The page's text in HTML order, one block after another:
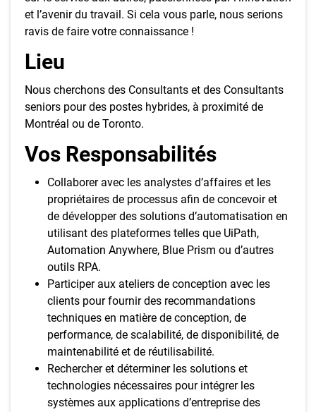
et l’avenir du travail. Si cela vous parle, nous serions
ravis de faire votre connaissance !
Lieu
Nous cherchons des Consultants et des Consultants
seniors pour des postes hybrides, à proximité de
Montréal ou de Toronto.
Vos Responsabilités
Collaborer avec les analystes d’affaires et les
propriétaires de processus afin de concevoir et
de développer des solutions d’automatisation en
utilisant des plateformes telles que UiPath,
Automation Anywhere, Blue Prism ou d’autres
outils RPA.
Participer aux ateliers de conception avec les
clients pour fournir des recommandations
techniques en matière de conception, de
performance, de scalabilité, de disponibilité, de
maintenabilité et de réutilisabilité.
Rechercher et déterminer les solutions et
technologies nécessaires pour intégrer les
systèmes aux applications d’entreprise des